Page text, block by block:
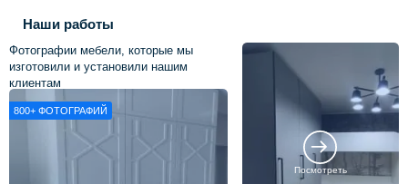
Наши работы
Фотографии мебели, которые мы
изготовили и установили нашим
клиентам
800+ ФОТОГРАФИЙ
Посмотреть